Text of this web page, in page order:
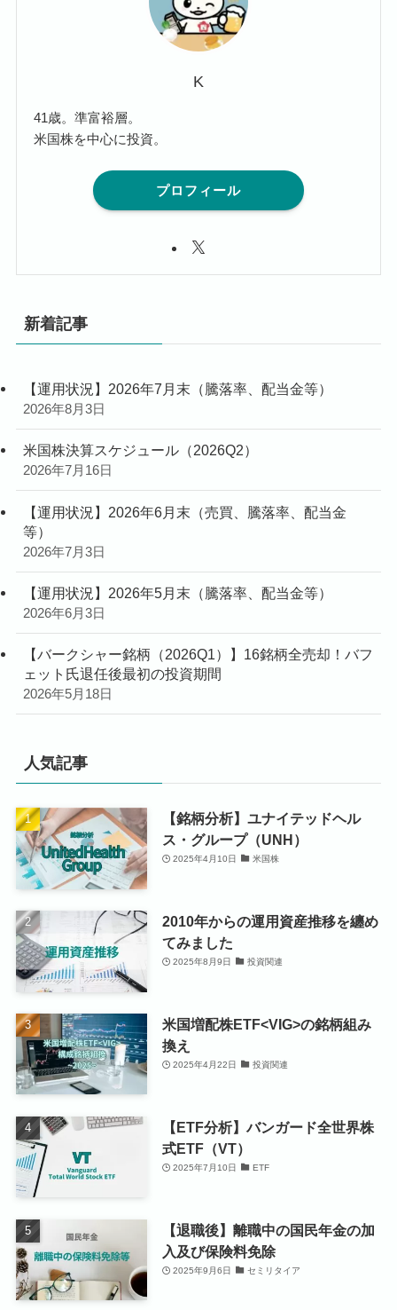
K
41歳。準富裕層。
米国株を中心に投資。
プロフィール
新着記事
【運用状況】2026年7月末（騰落率、配当金等）
2026年8月3日
米国株決算スケジュール（2026Q2）
2026年7月16日
【運用状況】2026年6月末（売買、騰落率、配当金
等）
2026年7月3日
【運用状況】2026年5月末（騰落率、配当金等）
2026年6月3日
【バークシャー銘柄（2026Q1）】16銘柄全売却！バフ
ェット氏退任後最初の投資期間
2026年5月18日
人気記事
【銘柄分析】ユナイテッドヘル
ス・グループ（UNH）
2025年4月10日 米国株
2010年からの運用資産推移を纏め
てみました
2025年8月9日 投資関連
米国増配株ETF<VIG>の銘柄組み
換え
2025年4月22日 投資関連
【ETF分析】バンガード全世界株
式ETF（VT）
2025年7月10日 ETF
【退職後】離職中の国民年金の加
入及び保険料免除
2025年9月6日 セミリタイア